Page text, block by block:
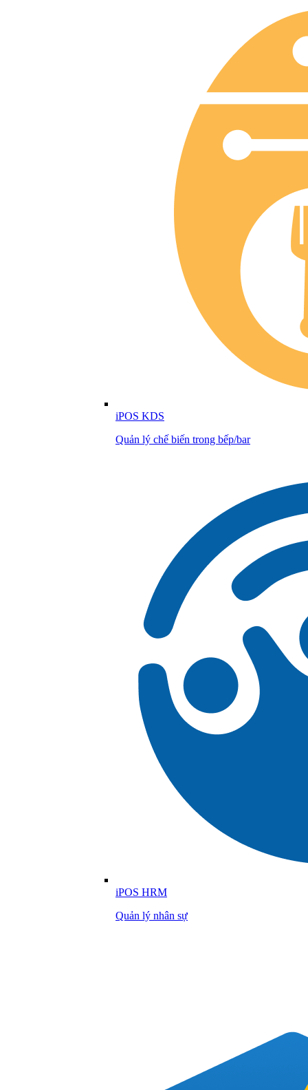
iPOS KDS
Quản lý chế biến trong bếp/bar
iPOS HRM
Quản lý nhân sự